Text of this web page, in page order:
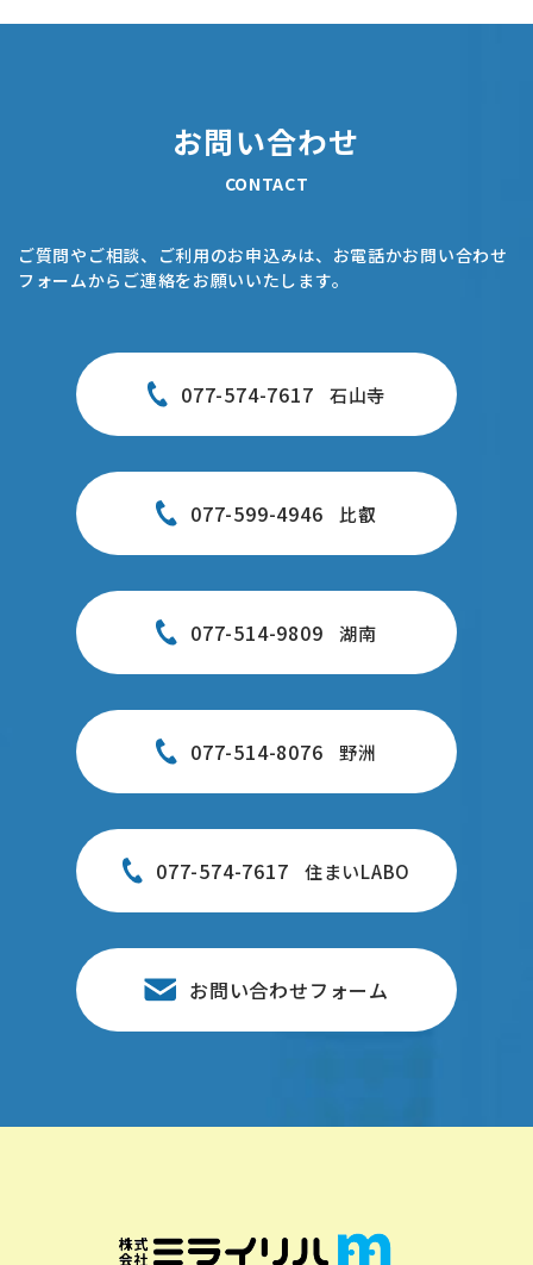
お問い合わせ
CONTACT
ご質問やご相談、ご利用のお申込みは、お電話かお問い合わせ
フォームからご連絡をお願いいたします。
077-574-7617 石山寺
077-599-4946 比叡
077-514-9809 湖南
077-514-8076 野洲
077-574-7617 住まいLABO
お問い合わせフォーム